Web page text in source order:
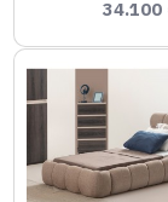
34.100